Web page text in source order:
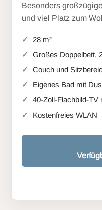
Besonders
und viel Platz zum
28 m²
Großes Doppelbett,
Couch und
Eigenes Bad mit
40-Zoll-Flachbild-TV
Kostenfreies WLAN